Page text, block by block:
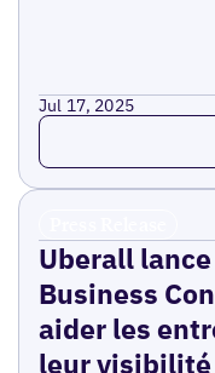
Jul 17, 2025
Read more
Uberall
Business
aider les
leur visibilité